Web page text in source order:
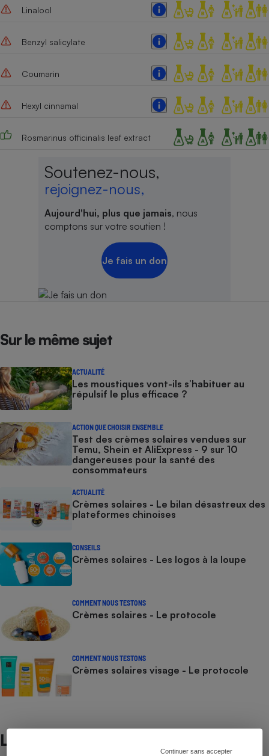
Continuer sans accepter
Linalool
Benzyl salicylate
Coumarin
Hexyl cinnamal
Rosmarinus officinalis leaf extract
Soutenez-nous,
rejoignez-nous,
Aujourd'hui, plus que jamais, nous
comptons sur votre soutien !
Je fais un don
Sur le même sujet
ACTUALITÉ
Les moustiques vont-ils s’habituer au
répulsif le plus efficace ?
ACTION QUE CHOISIR ENSEMBLE
Test des crèmes solaires vendues sur
Temu, Shein et AliExpress - 9 sur 10
dangereuses pour la santé des
consommateurs
ACTUALITÉ
Crèmes solaires - Le bilan désastreux des
plateformes chinoises
CONSEILS
Crèmes solaires - Les logos à la loupe
COMMENT NOUS TESTONS
Crèmes solaires - Le protocole
COMMENT NOUS TESTONS
Crèmes solaires visage - Le protocole
Lire aussi